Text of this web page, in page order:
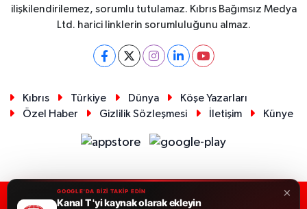
ilişkilendirilemez, sorumlu tutulamaz. Kıbrıs Bağımsız Medya
Ltd. harici linklerin sorumluluğunu almaz.
Kıbrıs Türkiye Dünya
Köşe Yazarları
Özel Haber
Gizlilik Sözleşmesi İletişim Künye
RSS Copyright © 2026. Her hakkı saklıdır.
×
GOOGLE'DA BİZİ TAKİP EDİN
Kanal T 'yi kaynak olarak ekleyin